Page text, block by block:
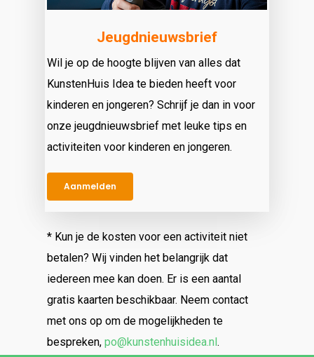
Jeugdnieuwsbrief
Wil je op de hoogte blijven van alles dat
KunstenHuis Idea te bieden heeft voor
kinderen en jongeren? Schrijf je dan in voor
onze jeugdnieuwsbrief met leuke tips en
activiteiten voor kinderen en jongeren.
Aanmelden
* Kun je de kosten voor een activiteit niet
betalen? Wij vinden het belangrijk dat
iedereen mee kan doen. Er is een aantal
gratis kaarten beschikbaar. Neem contact
met ons op om de mogelijkheden te
bespreken,po@kunstenhuisidea.nl.